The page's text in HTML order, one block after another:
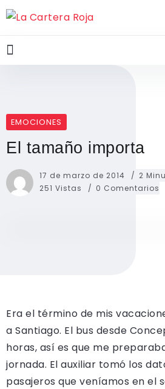
EMOCIONES
El tamaño importa
17 de marzo de 2014
2
251 Vistas
0 Comentarios
Era el término de mis
a Santiago. El bus desde
horas, así es que me
jornada. El auxiliar tomó los
pasajeros que veníamos en el